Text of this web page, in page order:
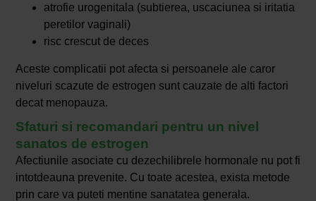
atrofie urogenitala (subtierea, uscaciunea si iritatia
peretilor vaginali)
risc crescut de deces
Aceste complicatii pot afecta si persoanele ale caror
niveluri scazute de estrogen sunt cauzate de alti factori
decat menopauza.
Sfaturi si recomandari pentru un nivel
sanatos de estrogen
Afectiunile asociate cu dezechilibrele hormonale nu pot fi
intotdeauna prevenite. Cu toate acestea, exista metode
prin care va puteti mentine sanatatea generala.